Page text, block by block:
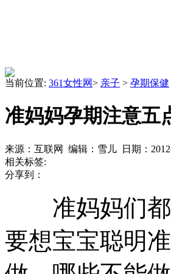
当前位置: 361女性网> 亲子 > 孕期保健
准妈妈孕期注意五
来源：互联网 编辑：雪儿 日期：
相关标签:
分享到：
准妈妈们都
要想宝宝聪明